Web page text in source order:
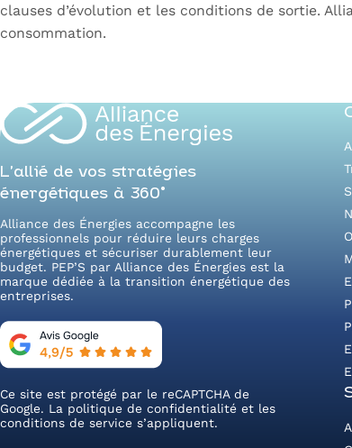
clauses d’évolution et les conditions de sortie.
consommation.
L’allié de vos stratégies
énergétiques à 360°
Alliance des Énergies accompagne les
professionnels pour réduire leurs charges
énergétiques et sécuriser durablement leur
budget. PEP’S par Alliance des Énergies est la
marque dédiée à la transition énergétique des
entreprises.
Ce site est protégé par le reCAPTCHA de
Google. La politique de confidentialité et les
conditions de service s’appliquent.